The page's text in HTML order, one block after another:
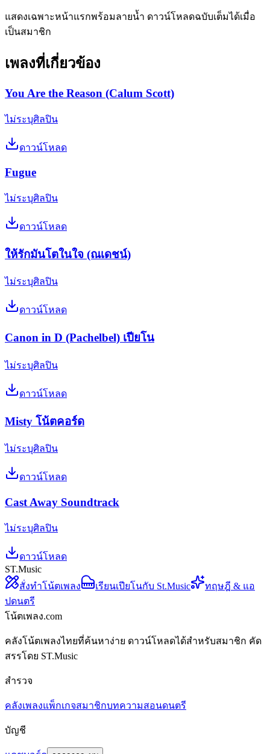
แสดงเฉพาะหน้าแรกพร้อมลายน้ำ ดาวน์โหลดฉบับเต็มได้เมื่อ
เป็นสมาชิก
เพลงที่เกี่ยวข้อง
You Are the Reason (Calum Scott)
ไม่ระบุศิลปิน
ดาวน์โหลด
Fugue
ไม่ระบุศิลปิน
ดาวน์โหลด
ให้รักมันโตในใจ (ณเดชน์)
ไม่ระบุศิลปิน
ดาวน์โหลด
Canon in D (Pachelbel) เปียโน
ไม่ระบุศิลปิน
ดาวน์โหลด
Misty โน้ตคอร์ด
ไม่ระบุศิลปิน
ดาวน์โหลด
Cast Away Soundtrack
ไม่ระบุศิลปิน
ดาวน์โหลด
ST.Music
สั่งทำโน้ตเพลง
เรียนเปียโนกับ St.Music
ทฤษฎี & แอ
ปดนตรี
โน้ตเพลง.com
คลังโน้ตเพลงไทยที่ค้นหาง่าย ดาวน์โหลดได้สำหรับสมาชิก คัด
สรรโดย ST.Music
สำรวจ
คลังเพลงแพ็กเกจสมาชิกบทความสอนดนตรี
บัญชี